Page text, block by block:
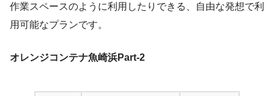
作業スペースのように利用したりできる、自由な発想で利
用可能なプランです。
オレンジコンテナ魚崎浜Part-2